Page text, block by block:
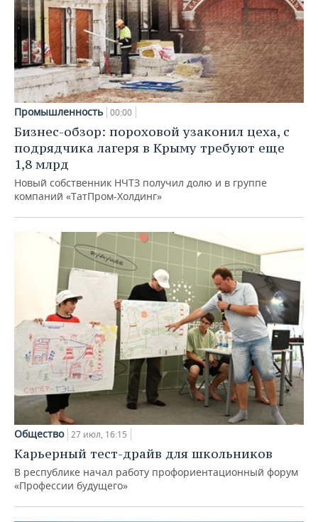
Промышленность 00:00
Бизнес-обзор: пороховой узаконил цеха, с
подрядчика лагеря в Крыму требуют еще
1,8 млрд
Новый собственник НЧТЗ получил долю и в группе
компаний «ТатПром-Холдинг»
Общество 27 июл, 16:15
Карьерный тест-драйв для школьников
В республике начал работу профориентационный форум
«Профессии будущего»